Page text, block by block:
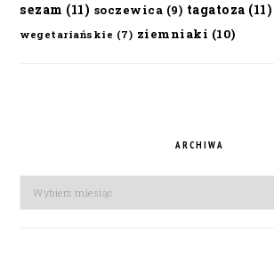
sezam (11) soczewica (9) tagatoza (11)
wegetariańskie (7) ziemniaki (10)
ARCHIWA
Archiwa